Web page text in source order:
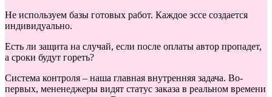
Не используем базы готовых работ. Каждое эссе создается
индивидуально.
Есть ли защита на случай, если после оплаты автор пропадет,
а сроки будут гореть?
Система контроля – наша главная внутренняя задача. Во-
первых, мененеджеры видят статус заказа в реальном времени